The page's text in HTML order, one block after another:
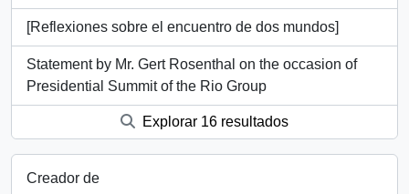
[Reflexiones sobre el encuentro de dos mundos]
Statement by Mr. Gert Rosenthal on the occasion of
Presidential Summit of the Rio Group
Explorar 16 resultados
Creador de